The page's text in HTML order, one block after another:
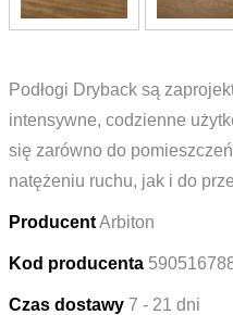
Podłogi Dryback są
intensywne, codzienne
się zarówno do
natężeniu ruchu, jak i do
Producent Arbiton
Kod producenta
Czas dostawy 7 - 21 dni